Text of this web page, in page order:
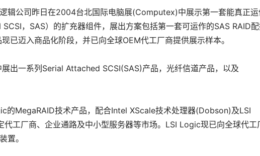
辑公司昨日在2004台北国际电脑展(Computex)中展示第一套能真正
，SAS）的扩充器组件，展出方案包括第一套可运作的SAS RAID
已迈入商品化阶段，并已向全球OEM代工厂商提供展示样本。
出一系列Serial Attached SCSI(SAS)产品，光纤信道产品，以及
的MegaRAID技术产品，配合Intel XScale技术处理器(Dobson)及LSI
工厂商、企业通路及中小型服务器等市场。LSI Logic现已向全球代工
置。